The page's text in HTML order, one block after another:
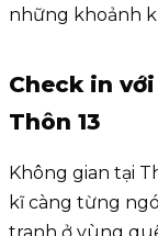
những khoảnh
Check in
Thôn 13
Không gian tại
kĩ càng từng